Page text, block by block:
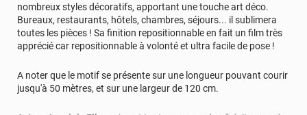
nombreux styles décoratifs, apportant une touche art déco.
Bureaux, restaurants, hôtels, chambres, séjours... il sublimera
toutes les pièces ! Sa finition repositionnable en fait un film très
apprécié car repositionnable à volonté et ultra facile de pose !
A noter que le motif se présente sur une longueur pouvant courir
jusqu'à 50 mètres, et sur une largeur de 120 cm.